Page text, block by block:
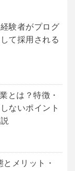
験者がプログ
て採用される
とは？特徴・
ないポイント
メリット・